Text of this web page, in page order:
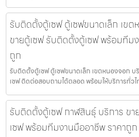
รับติดตั้งตู้เซฟ ตู้เซฟขนาดเล็ก เข
ขายตู้เซฟ รับติดตั้งตู้เซฟ พร้อมทีม
ถูก
รับติดตั้งตู้เซฟ ตู้เซฟขนาดเล็ก เขตหนองจอก
เซฟ ติดต่อสอบถามได้ตลอด พร้อมให้บริการทั่วไ
รับติดตั้งตู้เซฟ กาฬสินธุ์ บริการ ข
เซฟ พร้อมทีมงานมืออาชีพ ราคาถูก